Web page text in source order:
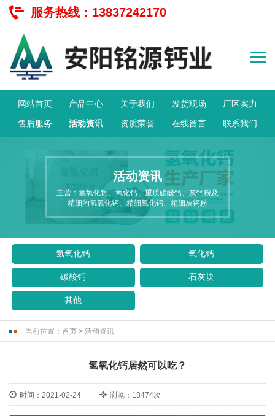
服务热线： 13837242170
网站首页 产品中心 关于我们 发货现场
厂区实力
售后服务
活动资讯 资质荣誉 在线留言 联系我们
活动资讯
主营：氢氧化钙、氧化钙、重质碳酸钙、灰钙粉及
精细的氢氧化钙、精细氧化钙、精细灰钙粉
氢氧化钙 氧化钙
碳酸钙 石灰块
其他
当前位置： 首页 > 活动资讯
氢氧化钙居然可以吃？
时间：2021-02-24 浏览：13474次